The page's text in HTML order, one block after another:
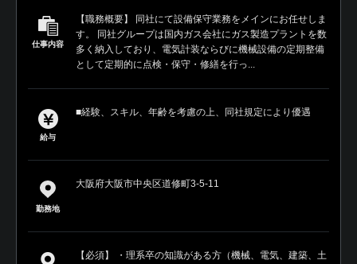
仕事内容
【職務概要】 同社にて設備保守業務をメインにお任せしま
す。 同社グループは国内ガス会社にガス製造プラントを数
多く納入しており、電気計装ならびに機械設備の定期整備
として定期的に点検・保守・修繕を行っ...
給与
■経験、スキル、年齢を考慮の上、同社規定により優遇
勤務地
大阪府大阪市中央区道修町3-5-11
【必須】 ・理系卒の知識がある方（機械、電気、建築、土